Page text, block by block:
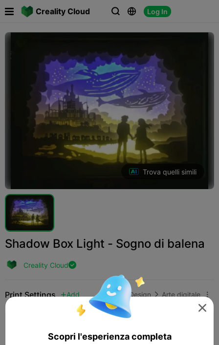
Creality Cloud   Log In
 
Trova quelli simili
Shadow Box Light - Sogno di balena
Creality Cloud
Print Settings  Add Arte e Design  Arte digitale 
Ottieni più punti

Scopri l'esperienza completa